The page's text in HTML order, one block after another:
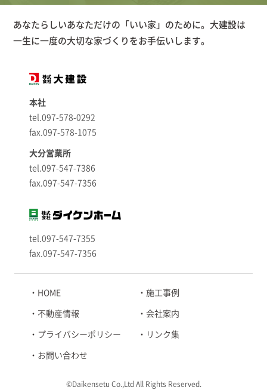
あなたらしいあなただけの「いい家」のために。大建設は
一生に一度の大切な家づくりをお手伝いします。
本社
tel.097-578-0292
fax.097-578-1075
大分営業所
tel.097-547-7386
fax.097-547-7356
tel.097-547-7355
fax.097-547-7356
HOME 施工事例
不動産情報 会社案内
プライバシーポリシー リンク集
お問い合わせ
©Daikensetu Co.,Ltd All Rights Reserved.